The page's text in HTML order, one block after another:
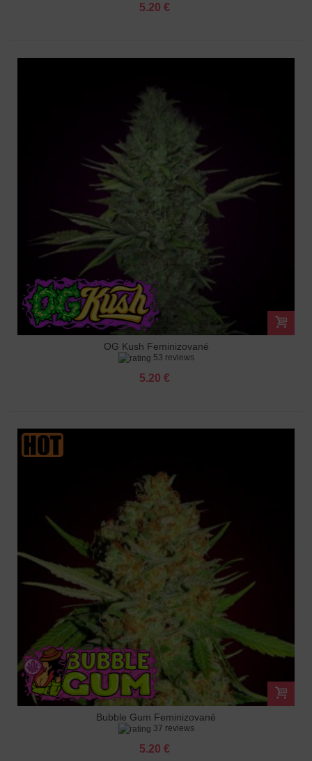
5.20 €
OG Kush Feminizované
53 reviews
5.20 €
Bubble Gum Feminizované
37 reviews
5.20 €